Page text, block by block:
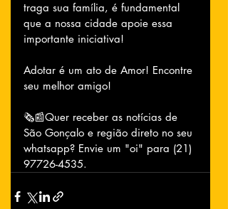
traga sua família, é fundamental
que a nossa cidade apoie essa
importante iniciativa!
Adotar é um ato de Amor! Encontre
seu melhor amigo!
🗞📰Quer receber as notícias de
São Gonçalo e região direto no seu
whatsapp? Envie um "oi" para (21)
97726-4535.